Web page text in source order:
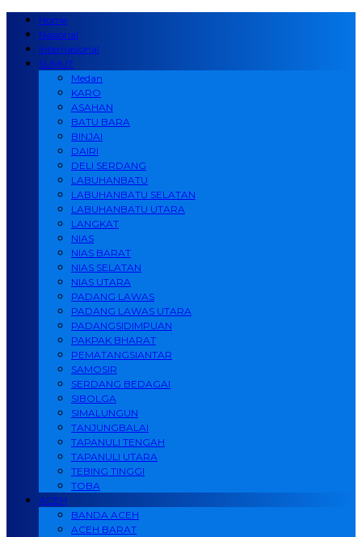
Home
Nasional
Internasional
SUMUT
Medan
KARO
ASAHAN
BATU BARA
BINJAI
DAIRI
DELI SERDANG
LABUHANBATU
LABUHANBATU SELATAN
LABUHANBATU UTARA
LANGKAT
NIAS
NIAS BARAT
NIAS SELATAN
NIAS UTARA
PADANG LAWAS
PADANG LAWAS UTARA
PADANGSIDIMPUAN
PAKPAK BHARAT
PEMATANGSIANTAR
SAMOSIR
SERDANG BEDAGAI
SIBOLGA
SIMALUNGUN
TANJUNGBALAI
TAPANULI TENGAH
TAPANULI UTARA
TEBING TINGGI
TOBA
ACEH
BANDA ACEH
ACEH BARAT